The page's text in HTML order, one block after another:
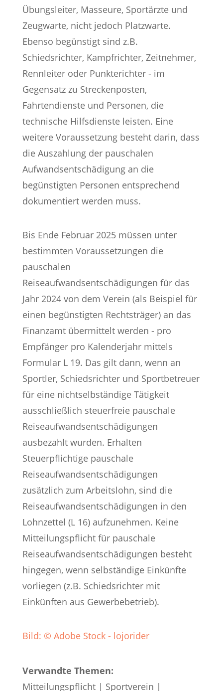
Übungsleiter, Masseure, Sportärzte und
Zeugwarte, nicht jedoch Platzwarte.
Ebenso begünstigt sind z.B.
Schiedsrichter, Kampfrichter, Zeitnehmer,
Rennleiter oder Punkterichter - im
Gegensatz zu Streckenposten,
Fahrtendienste und Personen, die
technische Hilfsdienste leisten. Eine
weitere Voraussetzung besteht darin, dass
die Auszahlung der pauschalen
Aufwandsentschädigung an die
begünstigten Personen entsprechend
dokumentiert werden muss.
Bis Ende Februar 2025 müssen unter
bestimmten Voraussetzungen die
pauschalen
Reiseaufwandsentschädigungen für das
Jahr 2024 von dem Verein (als Beispiel für
einen begünstigten Rechtsträger) an das
Finanzamt übermittelt werden - pro
Empfänger pro Kalenderjahr mittels
Formular L 19. Das gilt dann, wenn an
Sportler, Schiedsrichter und Sportbetreuer
für eine nichtselbständige Tätigkeit
ausschließlich steuerfreie pauschale
Reiseaufwandsentschädigungen
ausbezahlt wurden. Erhalten
Steuerpflichtige pauschale
Reiseaufwandsentschädigungen
zusätzlich zum Arbeitslohn, sind die
Reiseaufwandsentschädigungen in den
Lohnzettel (L 16) aufzunehmen. Keine
Mitteilungspflicht für pauschale
Reiseaufwandsentschädigungen besteht
hingegen, wenn selbständige Einkünfte
vorliegen (z.B. Schiedsrichter mit
Einkünften aus Gewerbebetrieb).
Bild: © Adobe Stock - lojorider
Verwandte Themen:
Mitteilungspflicht| Sportverein |